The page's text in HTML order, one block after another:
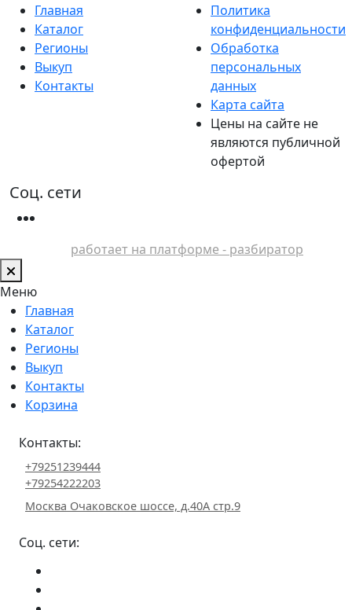
Главная
Каталог
Регионы
Выкуп
Контакты
Политика
конфиденциальности
Обработка
персональных
данных
Карта сайта
Цены на сайте не
являются публичной
офертой
Соц. сети
работает на платформе - разбиратор
Меню
Главная
Каталог
Регионы
Выкуп
Контакты
Корзина
Контакты:
+79251239444
+79254222203
Москва Очаковское шоссе, д.40А стр.9
Соц. сети: